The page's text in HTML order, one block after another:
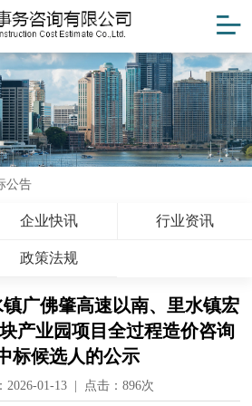
公告
企业快讯 行业资讯
政策法规
广佛肇高速以南、里水镇宏
产业园项目全过程造价咨询
标候选人的公示
2026-01-13 | 点击： 896次